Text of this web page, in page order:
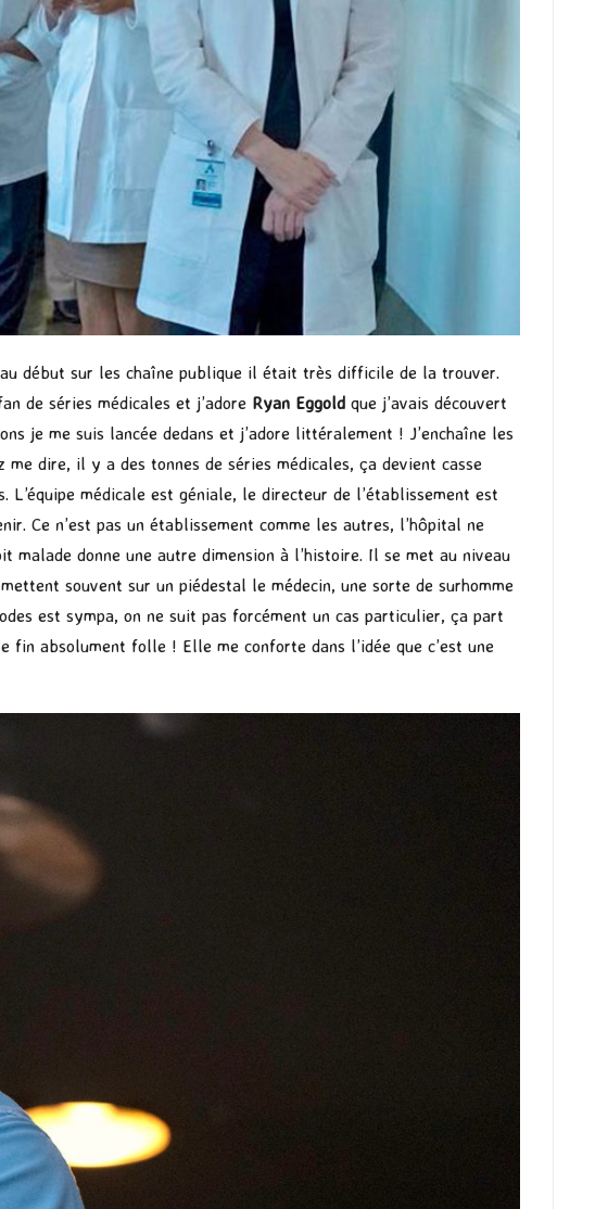
début sur les chaîne publique il était très difficile de la trouver.
de séries médicales et j’adore Ryan Eggold que j’avais découvert
je me suis lancée dedans et j’adore littéralement ! J’enchaîne les
dire, il y a des tonnes de séries médicales, ça devient casse
médicale est géniale, le directeur de l’établissement est
Ce n’est pas un établissement comme les autres, l’hôpital ne
malade donne une autre dimension à l’histoire. Il se met au niveau
souvent sur un piédestal le médecin, une sorte de surhomme
est sympa, on ne suit pas forcément un cas particulier, ça part
fin absolument folle ! Elle me conforte dans l’idée que c’est une